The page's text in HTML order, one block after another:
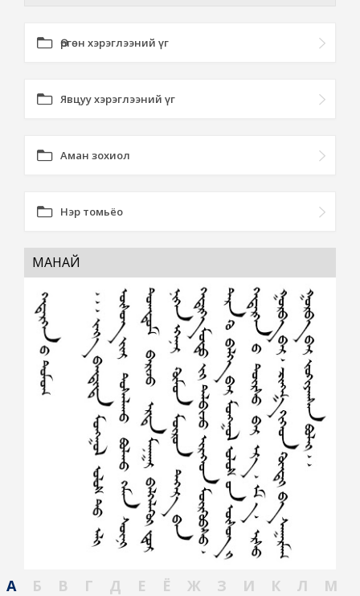
Өргөн хэрэглээний үг
Явцуу хэрэглээний үг
Аман зохиол
Нэр томьёо
МАНАЙ
А Б В Г Д Е Ё Ж З И К Л
М